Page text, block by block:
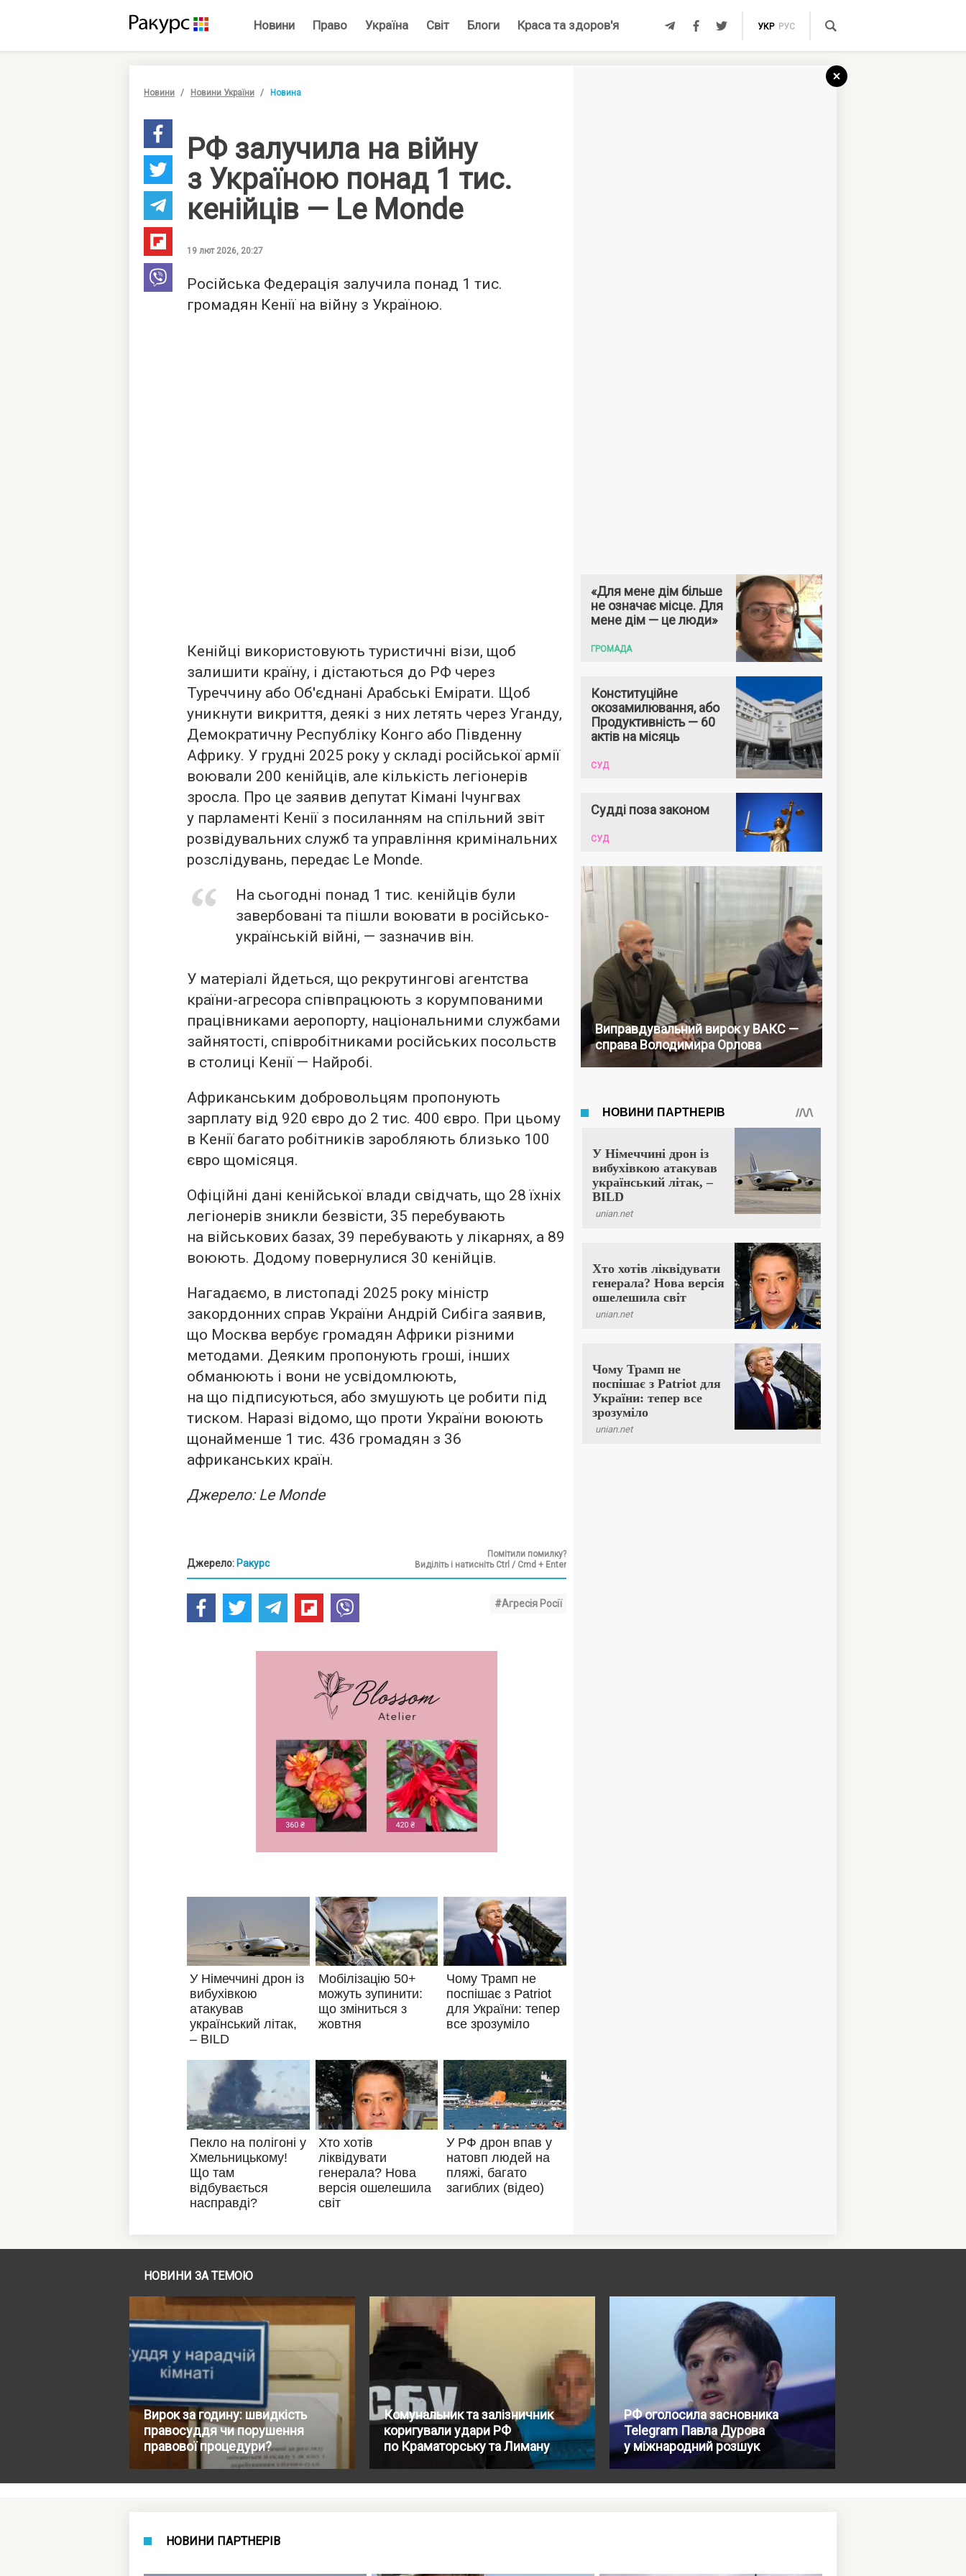
Новини Право Україна Світ Блоги Краса та здоров'я УКР РУС
Новини Новини України Новина
РФ залучила на війну
з Україною понад 1 тис.
кенійців — Le Monde
19 лют 2026, 20:27
Російська Федерація залучила понад 1 тис.
громадян Кенії на війну з Україною.
Кенійці використовують туристичні візи, щоб
залишити країну, і дістаються до РФ через
Туреччину або Об'єднані Арабські Емірати. Щоб
уникнути викриття, деякі з них летять через Уганду,
Демократичну Республіку Конго або Південну
Африку. У грудні 2025 року у складі російської армії
воювали 200 кенійців, але кількість легіонерів
зросла. Про це заявив депутат Кімані Ічунгвах
у парламенті Кенії з посиланням на спільний звіт
розвідувальних служб та управління кримінальних
розслідувань, передає Le Monde.
На сьогодні понад 1 тис. кенійців були
завербовані та пішли воювати в російсько-
українській війні, — зазначив він.
У матеріалі йдеться, що рекрутингові агентства
країни-агресора співпрацюють з корумпованими
працівниками аеропорту, національними службами
зайнятості, співробітниками російських посольств
в столиці Кенії — Найробі.
Африканським добровольцям пропонують
зарплату від 920 євро до 2 тис. 400 євро. При цьому
в Кенії багато робітників заробляють близько 100
євро щомісяця.
Офіційні дані кенійської влади свідчать, що 28 їхніх
легіонерів зникли безвісти, 35 перебувають
на військових базах, 39 перебувають у лікарнях, а 89
воюють. Додому повернулися 30 кенійців.
Нагадаємо, в листопаді 2025 року міністр
закордонних справ України Андрій Сибіга заявив,
що Москва вербує громадян Африки різними
методами. Деяким пропонують гроші, інших
обманюють і вони не усвідомлюють,
на що підписуються, або змушують це робити під
тиском. Наразі відомо, що проти України воюють
щонайменше 1 тис. 436 громадян з 36
африканських країн.
Джерело: Le Monde
Джерело: Ракурс
Помітили помилку?
Виділіть і натисніть Ctrl / Cmd + Enter
#Агресія Росії
«Для мене дім більше
не означає місце. Для
мене дім — це люди»
ГРОМАДА
Конституційне
окозамилювання, або
Продуктивність — 60
актів на місяць
СУД
Судді поза законом
СУД
Виправдувальний вирок у ВАКС —
справа Володимира Орлова
НОВИНИ ЗА ТЕМОЮ
Вирок за годину: швидкість
правосуддя чи порушення
правової процедури?
Комунальник та залізничник
коригували удари РФ
по Краматорську та Лиману
РФ оголосила засновника
Telegram Павла Дурова
у міжнародний розшук
НОВИНИ ПАРТНЕРІВ